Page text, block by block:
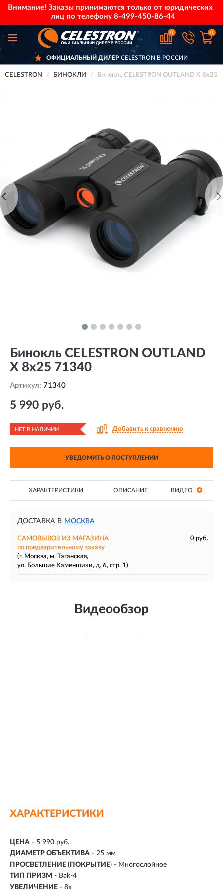
Внимание! Заказы принимаются только от юридических
лиц по телефону 8-499-450-86-44
0 0
ОФИЦИАЛЬНЫЙ ДИЛЕРCELESTRON В РОССИИ
CELESTRON БИНОКЛИ Бинокль CELESTRON OUTLAND X 8x25
Бинокль CELESTRON OUTLAND
X 8x25 71340
Артикул: 71340
5 990 руб.
НЕТ В НАЛИЧИИ Добавить к сравнению
УВЕДОМИТЬ О ПОСТУПЛЕНИИ
ХАРАКТЕРИСТИКИ ОПИСАНИЕ ВИДЕО
ДОСТАВКА В МОСКВА
САМОВЫВОЗ ИЗ МАГАЗИНА
0 руб.
по предварительному заказу
(г. Москва, м. Таганская,
ул. Большие Каменщики, д. 6, стр. 1)
Видеообзор
ХАРАКТЕРИСТИКИ
ЦЕНА - 5 990 руб.
ДИАМЕТР ОБЪЕКТИВА - 25 мм
ПРОСВЕТЛЕНИЕ (ПОКРЫТИЕ) - Многослойное
ТИП ПРИЗМ - Bak-4
УВЕЛИЧЕНИЕ - 8х